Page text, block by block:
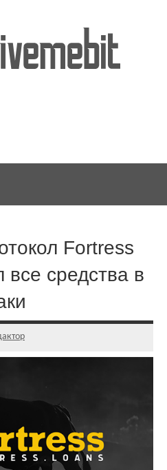
Fortress
все средства в